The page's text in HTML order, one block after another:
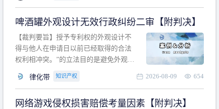
诉讼建议 第二部分：15省市是否侵权案
例的裁判要旨 目录 第一部分、刮码剪码
刮
啤酒罐外观设计无效行政纠纷二审【附判决】
【裁判要旨】授予专利权的外观设计不
得与他人在申请日以前已经取得的合法
权利相冲突。”的立法目的是避免外观设
冲突。基于此，凡是因该外观设计的实
于该款规定的规制范畴。“合法权利”不宜
律化带 知识产权 2026-08-09 654
网络游戏侵权损害赔偿考量因素【附判决】